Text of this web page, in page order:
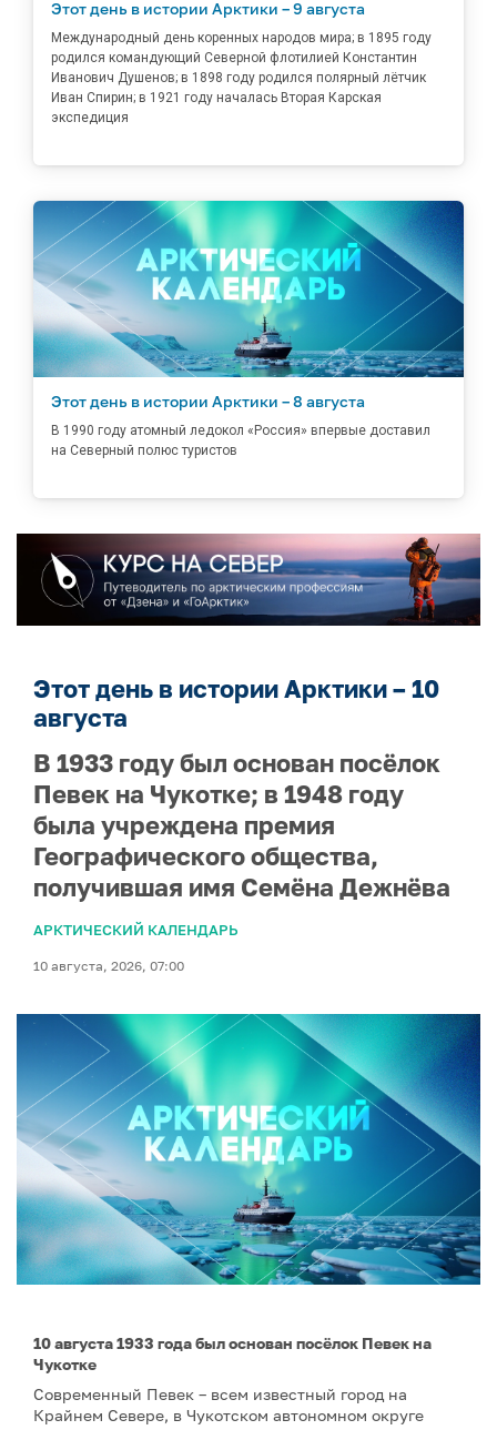
Этот день в истории Арктики – 9 августа
Международный день коренных народов мира; в 1895 году
родился командующий Северной флотилией Константин
Иванович Душенов; в 1898 году родился полярный лётчик
Иван Спирин; в 1921 году началась Вторая Карская
экспедиция
Этот день в истории Арктики – 8 августа
В 1990 году атомный ледокол «Россия» впервые доставил
на Северный полюс туристов
Этот день в истории Арктики – 10
августа
В 1933 году был основан посёлок
Певек на Чукотке; в 1948 году
была учреждена премия
Географического общества,
получившая имя Семёна Дежнёва
АРКТИЧЕСКИЙ КАЛЕНДАРЬ
10 августа, 2026, 07:00
10 августа 1933 года был основан посёлок Певек на
Чукотке
Современный Певек – всем известный город на
Крайнем Севере, в Чукотском автономном округе